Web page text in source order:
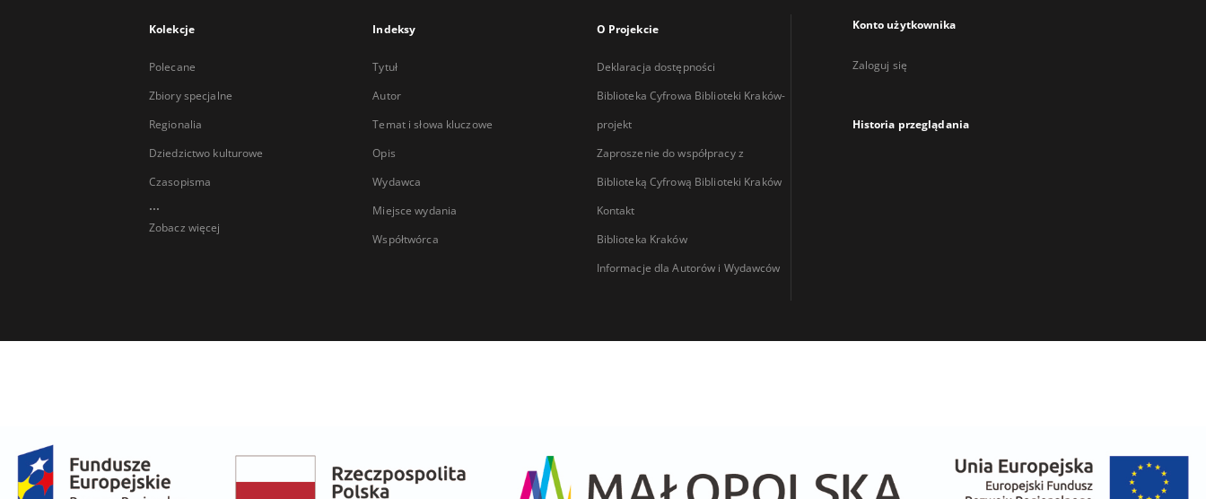
Kolekcje
Polecane
Zbiory specjalne
Regionalia
Dziedzictwo kulturowe
Czasopisma
...
Zobacz więcej
Indeksy
Tytuł
Autor
Temat i słowa kluczowe
Opis
Wydawca
Miejsce wydania
Współtwórca
O Projekcie
Deklaracja dostępności
Biblioteka Cyfrowa Biblioteki Kraków-
projekt
Zaproszenie do współpracy z
Biblioteką Cyfrową Biblioteki Kraków
Kontakt
Biblioteka Kraków
Informacje dla Autorów i Wydawców
Konto użytkownika
Zaloguj się
Historia przeglądania